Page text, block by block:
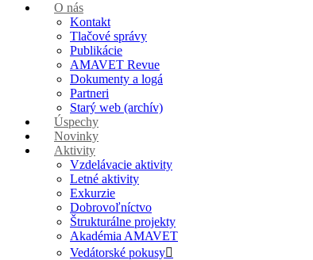
O nás
Kontakt
Tlačové správy
Publikácie
AMAVET Revue
Dokumenty a logá
Partneri
Starý web (archív)
Úspechy
Novinky
Aktivity
Vzdelávacie aktivity
Letné aktivity
Exkurzie
Dobrovoľníctvo
Štrukturálne projekty
Akadémia AMAVET
Vedátorské pokusy